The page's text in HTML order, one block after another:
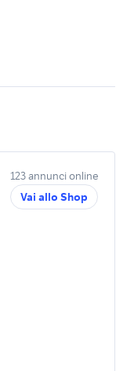
123 annunci online
Vai allo Shop